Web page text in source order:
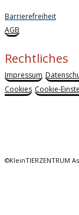
Barrierefreiheit
AGB
Rechtliches
Impressum
Cookies Cookie-
©KleinTIERZENTRUM